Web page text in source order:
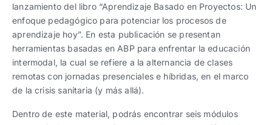
lanzamiento del libro “Aprendizaje Basado en Proyectos: Un
enfoque pedagógico para potenciar los procesos de
aprendizaje hoy”. En esta publicación se presentan
herramientas basadas en ABP para enfrentar la educación
intermodal, la cual se refiere a la alternancia de clases
remotas con jornadas presenciales e híbridas, en el marco
de la crisis sanitaria (y más allá).
Dentro de este material, podrás encontrar seis módulos